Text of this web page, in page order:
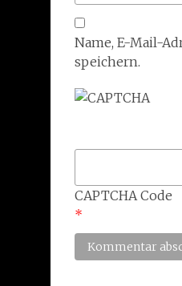
Name, E-Mail-
speichern.
CAPTCHA Code
*